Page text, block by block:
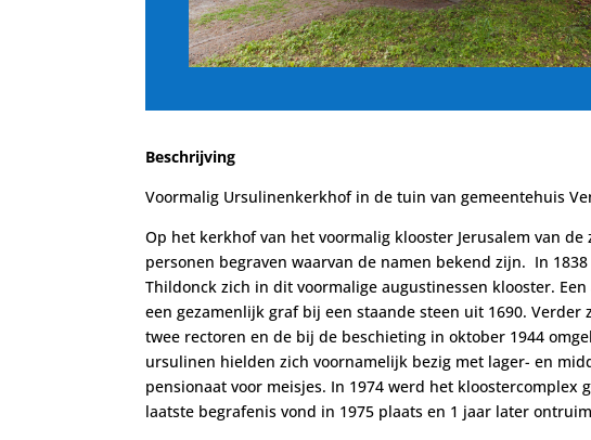
Beschrijving
Voormalig Ursulinenkerkhof in de tuin van gemeentehuis
Op het kerkhof van het voormalig klooster Jerusalem van
personen begraven waarvan de namen bekend zijn. In
Thildonck zich in dit voormalige augustinessen klooster.
een gezamenlijk graf bij een staande steen uit 1690.
twee rectoren en de bij de beschieting in oktober 1944
ursulinen hielden zich voornamelijk bezig met lager- en
pensionaat voor meisjes. In 1974 werd het kloostercomplex
laatste begrafenis vond in 1975 plaats en 1 jaar later